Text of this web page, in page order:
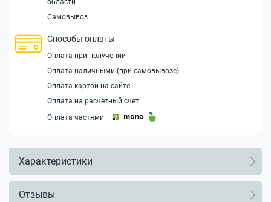
области
Самовывоз
Способы оплаты
Оплата при получении
Оплата наличными (при самовывозе)
Оплата картой на сайте
Оплата на расчетный счет
Оплата частями
Характеристики
Отзывы